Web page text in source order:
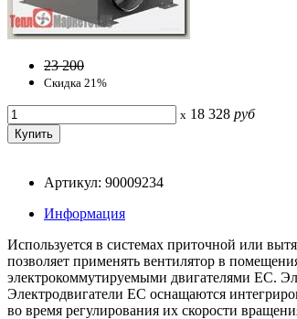
23 200
Скидка 21%
x 18 328 руб
Артикул: 90009234
Информация
Используется в системах приточной или
позволяет применять вентилятор в
электрокоммутируемыми двигателями ЕС.
Электродвигатели ЕС оснащаются
во время регулирования их скорости